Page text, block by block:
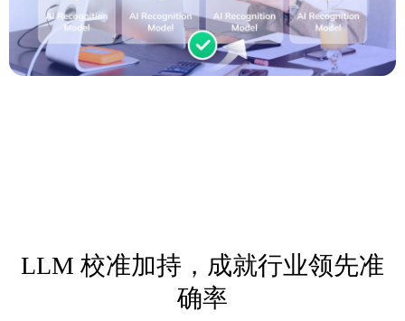
LLM 校准加持，成就行业领先准
确率